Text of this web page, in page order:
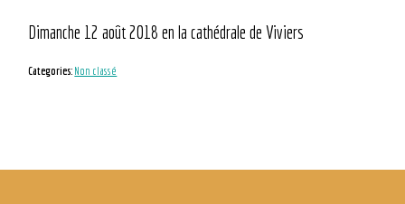
Dimanche 12 août 2018 en la cathédrale de Viviers
Categories: Non classé